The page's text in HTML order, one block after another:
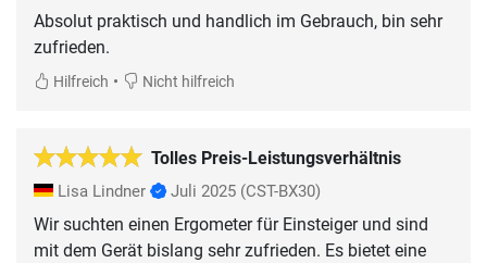
Absolut praktisch und handlich im Gebrauch, bin sehr
zufrieden.
Hilfreich • Nicht hilfreich
Tolles Preis-Leistungsverhältnis
Lisa Lindner Juli 2025 (CST-BX30)
Wir suchten einen Ergometer für Einsteiger und sind
mit dem Gerät bislang sehr zufrieden. Es bietet eine